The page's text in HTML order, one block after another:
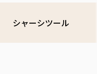
シャーシツール